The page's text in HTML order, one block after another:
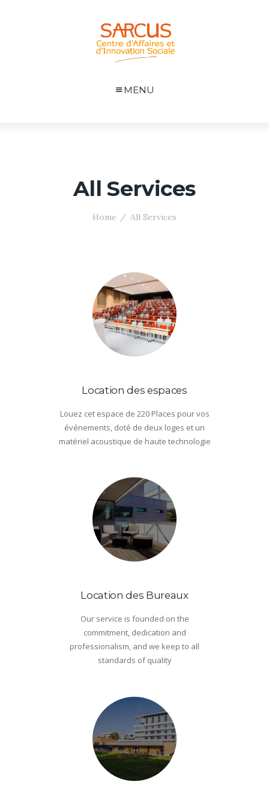
MENU
All Services
Home All Services
Location des espaces
Louez cet espace de 220 Places pour vos
événements, doté de deux loges et un
matériel acoustique de haute technologie
Location des Bureaux
Our service is founded on the
commitment, dedication and
professionalism, and we keep to all
standards of quality